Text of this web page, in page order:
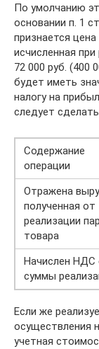
По умолчанию
основании п. 1
признается
исчисленная
72 000 руб. (400
будет иметь
налогу на
следует
Содержание
операции
Отражена
полученная от
реализации
товара
Начислен НДС
суммы
Если же
осуществления
учетная